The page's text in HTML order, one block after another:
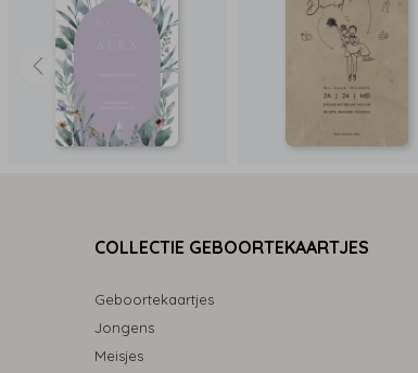
COLLECTIE GEBOORTEKAARTJES
Geboortekaartjes
Jongens
Meisjes